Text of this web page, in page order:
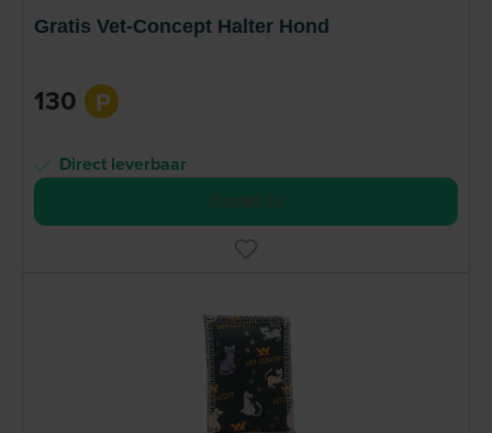
Gratis Vet-Concept Halter Hond
130 P
Direct leverbaar
Bestel nu